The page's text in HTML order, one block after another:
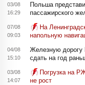
03/08
16:29
Польша
пассажирского
07/08
09:03
На
напольную
04/08
15:10
Железную дорогу
сдать на год
03/08
14:07
Погрузка на
не рост